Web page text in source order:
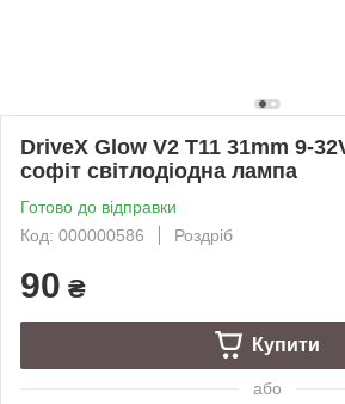
DriveX Glow V2 T11 31mm 9-
софіт світлодіодна лампа
Готово до відправки
Код: 000000586
Роздріб
90 ₴
Купити
або